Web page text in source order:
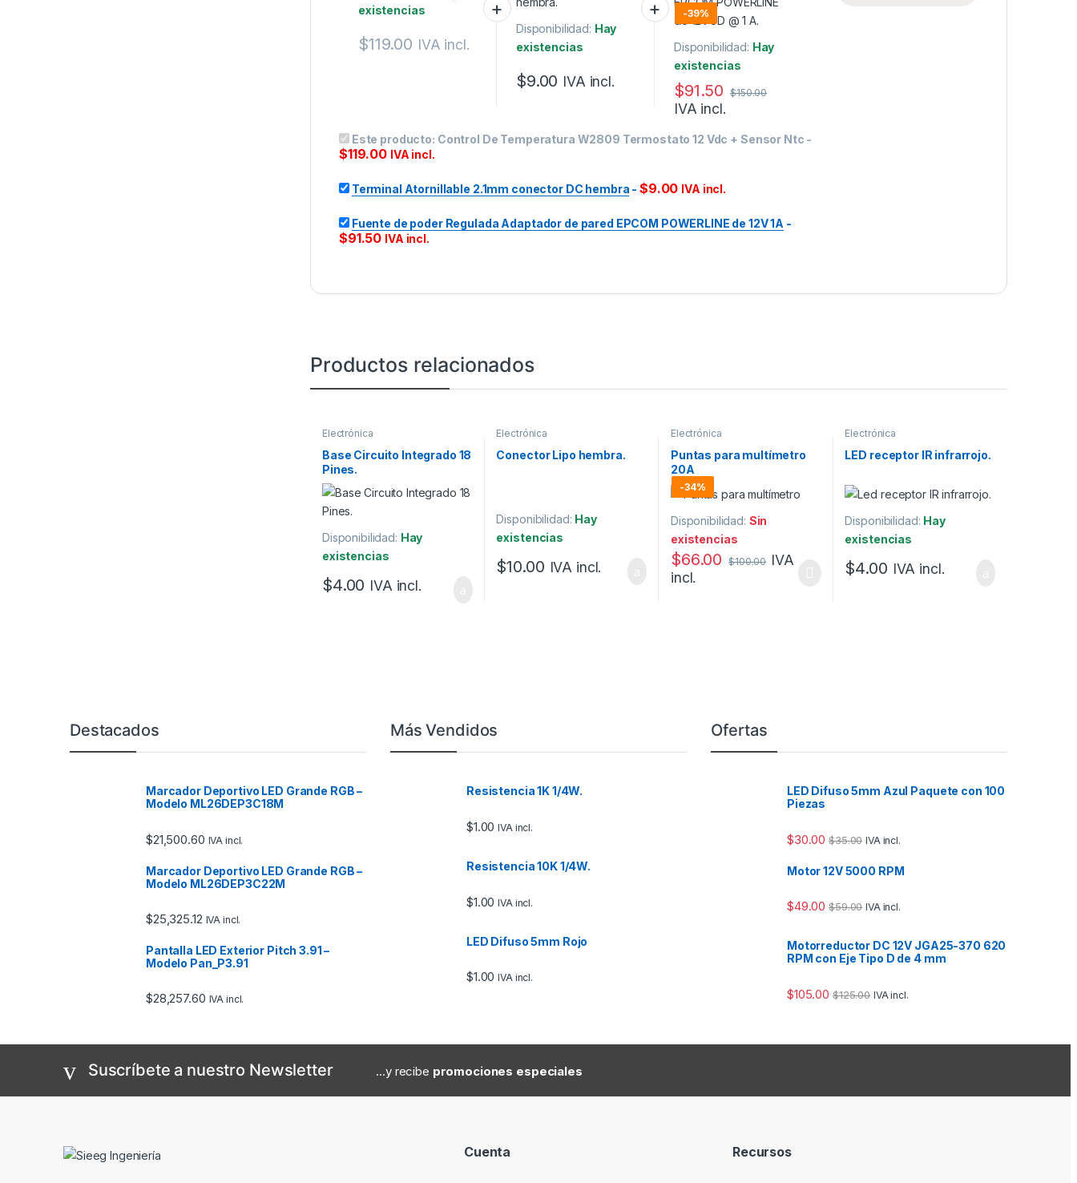
existencias
$119.00 IVA incl.
Disponibilidad: Hay
existencias
$9.00 IVA incl.
-39%
Disponibilidad: Hay
existencias
$91.50 $150.00
IVA incl.
Este producto: Control De Temperatura W2809 Termostato 12 Vdc + Sensor Ntc -
$119.00 IVA incl.
Terminal Atornillable 2.1mm conector DC hembra -$9.00 IVA incl.
Fuente de poder Regulada Adaptador de pared EPCOM POWERLINE de 12V 1A -
$91.50 IVA incl.
Productos relacionados
Electrónica
Base Circuito Integrado 18
Pines.
Disponibilidad: Hay
existencias
$4.00 IVA incl.
Electrónica
Conector Lipo hembra.
Disponibilidad: Hay
existencias
$10.00 IVA incl.
Electrónica
Puntas para multímetro
20A
-34%
Disponibilidad: Sin
existencias
$66.00 $100.00 IVA
incl.
Electrónica
LED receptor IR infrarrojo.
Disponibilidad: Hay
existencias
$4.00 IVA incl.
Marcas De Carrusel
Destacados
Marcador Deportivo LED Grande RGB –
Modelo ML26DEP3C18M
$21,500.60 IVA incl.
Marcador Deportivo LED Grande RGB –
Modelo ML26DEP3C22M
$25,325.12 IVA incl.
Pantalla LED Exterior Pitch 3.91 –
Modelo Pan_P3.91
$28,257.60 IVA incl.
Más Vendidos
Resistencia 1K 1/4W.
$1.00 IVA incl.
Resistencia 10K 1/4W.
$1.00 IVA incl.
LED Difuso 5mm Rojo
$1.00 IVA incl.
Ofertas
LED Difuso 5mm Azul Paquete con 100
Piezas
$30.00 $35.00 IVA incl.
Motor 12V 5000 RPM
$49.00 $59.00 IVA incl.
Motorreductor DC 12V JGA25-370 620
RPM con Eje Tipo D de 4 mm
$105.00 $125.00 IVA incl.
Suscríbete a nuestro Newsletter ...y recibe promociones especiales
Cuenta Recursos